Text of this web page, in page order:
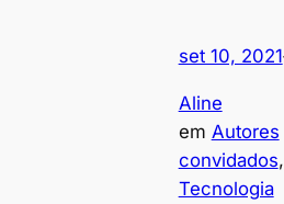
set 10, 2021
Aline
em Autores
convidados
Tecnologia